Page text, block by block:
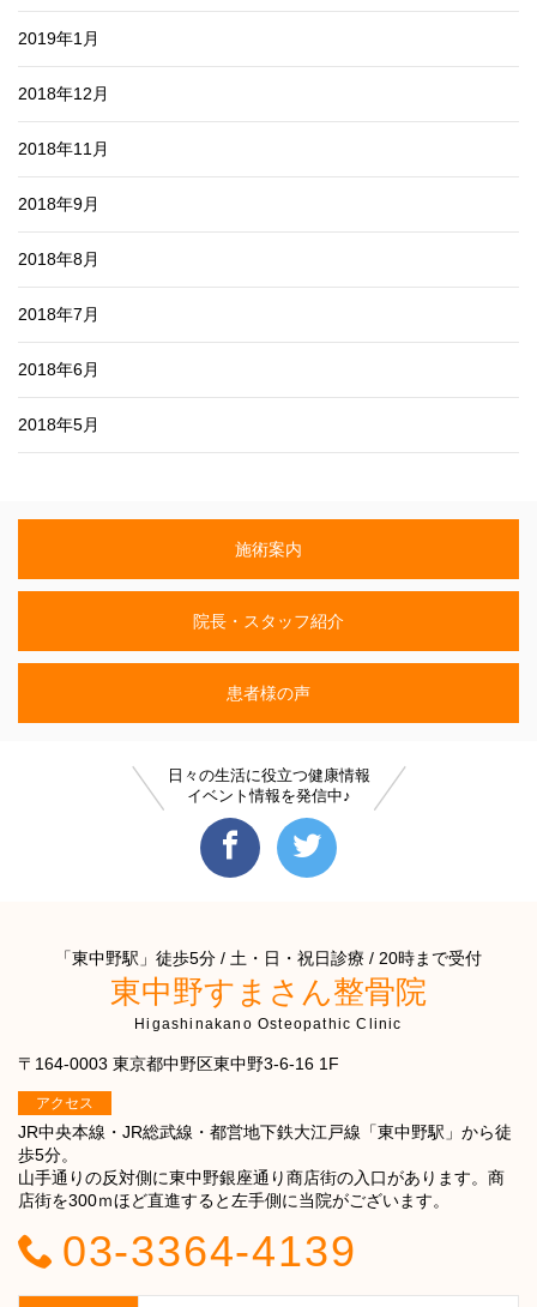
2019年1月
2018年12月
2018年11月
2018年9月
2018年8月
2018年7月
2018年6月
2018年5月
施術案内
院長・スタッフ紹介
患者様の声
日々の生活に役立つ健康情報
イベント情報を発信中♪
「東中野駅」徒歩5分 / 土・日・祝日診療 / 20時まで受付
東中野すまさん整骨院
Higashinakano Osteopathic Clinic
〒164-0003 東京都中野区東中野3-6-16 1F
アクセス
JR中央本線・JR総武線・都営地下鉄大江戸線「東中野駅」から徒
歩5分。
山手通りの反対側に東中野銀座通り商店街の入口があります。商
店街を300ｍほど直進すると左手側に当院がございます。
03-3364-4139